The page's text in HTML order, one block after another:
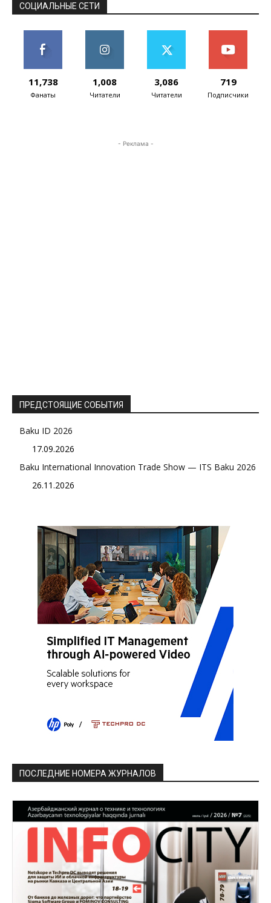
СОЦИАЛЬНЫЕ СЕТИ
11,738
Фанаты
1,008
Читатели
3,086
Читатели
719
Подписчики
- Реклама -
ПРЕДСТОЯЩИЕ СОБЫТИЯ
Baku ID 2026
17.09.2026
Baku International Innovation Trade Show — ITS Baku 2026
26.11.2026
ПОСЛЕДНИЕ НОМЕРА ЖУРНАЛОВ